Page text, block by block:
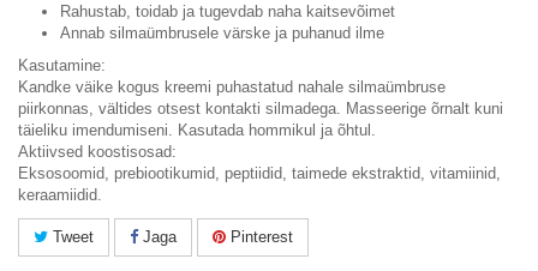
Rahustab, toidab ja tugevdab naha kaitsevõimet
Annab silmaümbrusele värske ja puhanud ilme
Kasutamine:
Kandke väike kogus kreemi puhastatud nahale silmaümbruse
piirkonnas, vältides otsest kontakti silmadega. Masseerige õrnalt kuni
täieliku imendumiseni. Kasutada hommikul ja õhtul.
Aktiivsed koostisosad:
Eksosoomid, prebiootikumid, peptiidid, taimede ekstraktid, vitamiinid,
keraamiidid.
Tweet Jaga Pinterest